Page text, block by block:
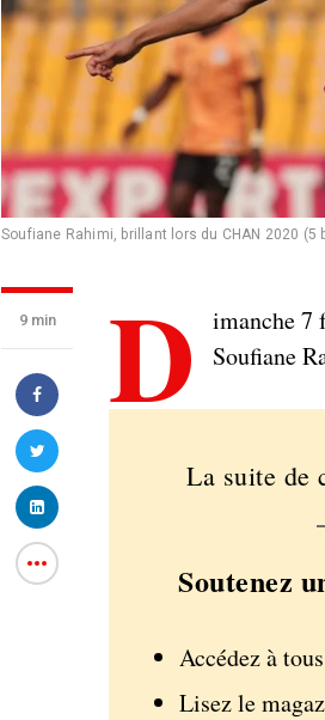
Soufiane Rahimi, brillant lors du CHAN 2020
9 min D
imanche 7
Soufiane
La suite de
Soutenez
Accédez à
Lisez le